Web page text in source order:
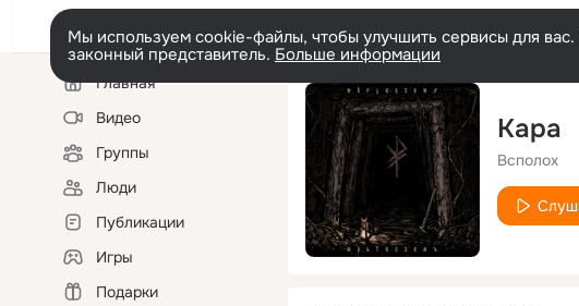
Мы используем cookie-файлы, чтобы улучшить сервисы для
законный представитель. Больше информации
Левая
колонкаГлавная
Видео
Группы
Люди
Публикации
Игры
Подарки
Кара
Всполох